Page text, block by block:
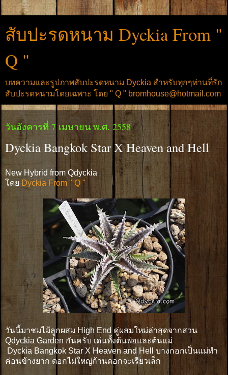
สับปะรดหนาม Dyckia From "
Q "
บทความและรูปภาพสับปะรดหนาม Dyckia สำหรับทุกๆท่านที่รัก
สับปะรดหนามโดยเฉพาะ โดย " Q " bromhouse@hotmail.com
วันอังคารที่ 7 เมษายน พ.ศ. 2558
Dyckia Bangkok Star X Heaven and Hell
New Hybrid from Qdyckia
โดย Dyckia From " Q "
วันนี้มาชมไม้ลูกผสม High End คู่ผสมใหม่ล่าสุดจากสวน
Qdyckia Garden กันครับ เด่นทั้งต้นพ่อและต้นแม่
Dyckia Bangkok Star X Heaven and Hell บางกอกเป็นแม่ทำ
ค่อนข้างยาก ดอกไม่ใหญ่ก้านดอกจะเรียวเล็ก